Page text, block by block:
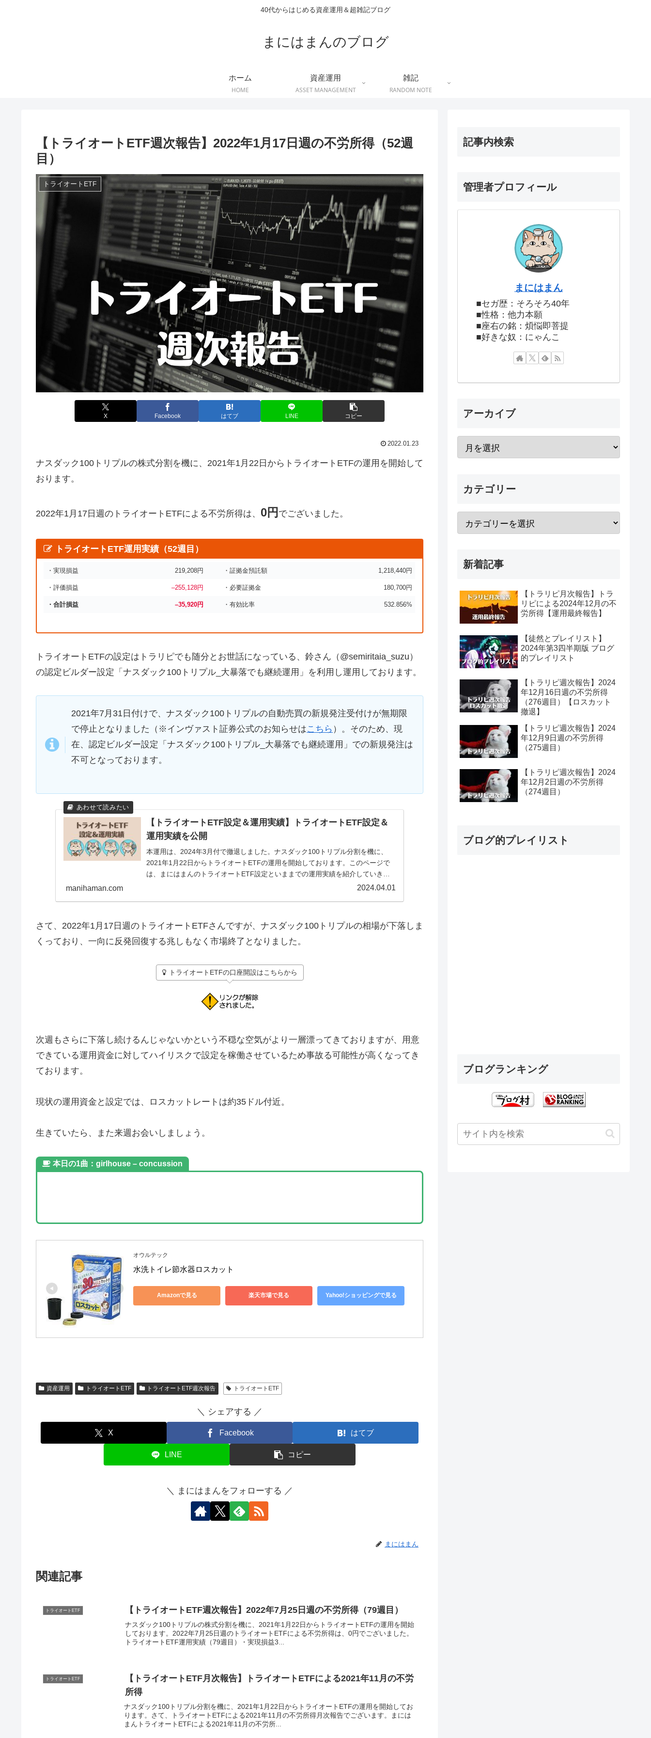
40代からはじめる資産運用＆超雑記ブログ
まにはまんのブログ
ホーム
HOME
資産運用
ASSET MANAGEMENT
雑記
RANDOM NOTE
【トライオートETF週次報告】2022年1月17日週の不労所得（52週
目）
トライオートETF
X Facebook はてブ LINE コピー
2022.01.23
ナスダック100トリプルの株式分割を機に、2021年1月22日からトライオートETFの運用を開始して
おります。
2022年1月17日週のトライオートETFによる不労所得は、 0円 でございました。
トライオートETF運用実績（52週目）
・実現損益 219,208円 ・証拠金預託額 1,218,440円
・評価損益 –255,128円 ・必要証拠金 180,700円
・合計損益 –35,920円 ・有効比率 532.856%
トライオートETFの設定はトラリピでも随分とお世話になっている、鈴さん（@semiritaia_suzu）
の認定ビルダー設定「ナスダック100トリプル_大暴落でも継続運用」を利用し運用しております。
2021年7月31日付けで、ナスダック100トリプルの自動売買の新規発注受付けが無期限
で停止となりました（※インヴァスト証券公式のお知らせはこちら ）。そのため、現
在、認定ビルダー設定「ナスダック100トリプル_大暴落でも継続運用」での新規発注は
不可となっております。
【トライオートETF設定＆運用実績】トライオートETF設定＆
運用実績を公開
本運用は、2024年3月付で撤退しました。ナスダック100トリプル分割を機に、
2021年1月22日からトライオートETFの運用を開始しております。このページで
は、まにはまんのトライオートETF設定といままでの運用実績を紹介していきま
manihaman.com 2024.04.01
さて、2022年1月17日週のトライオートETFさんですが、ナスダック100トリプルの相場が下落しま
くっており、一向に反発回復する兆しもなく市場終了となりました。
トライオートETFの口座開設はこちらから
次週もさらに下落し続けるんじゃないかという不穏な空気がより一層漂ってきておりますが、用意
できている運用資金に対してハイリスクで設定を稼働させているため事故る可能性が高くなってき
ております。
現状の運用資金と設定では、ロスカットレートは約35ドル付近。
生きていたら、また来週お会いしましょう。
本日の1曲：girlhouse – concussion
オウルテック
水洗トイレ節水器ロスカット
Amazonで見る 楽天市場で見る Yahoo!ショッピングで見る
資産運用 トライオートETF トライオートETF週次報告 トライオートETF
＼ シェアする ／
X Facebook はてブ
LINE コピー
＼ まにはまんをフォローする ／
まにはまん
関連記事
トライオートETF 【トライオートETF週次報告】2022年7月25日週の不労所得（79週目）
ナスダック100トリプルの株式分割を機に、2021年1月22日からトライオートETFの運用を開始
しております。2022年7月25日週のトライオートETFによる不労所得は、0円でございました。
トライオートETF運用実績（79週目）・実現損益3...
トライオートETF
【トライオートETF月次報告】トライオートETFによる2021年11月の不労
所得
ナスダック100トリプル分割を機に、2021年1月22日からトライオートETFの運用を開始してお
ります。さて、トライオートETFによる2021年11月の不労所得月次報告でございます。まには
まんトライオートETFによる2021年11月の不労所...
記事内検索
管理者プロフィール
まにはまん
■セガ歴：そろそろ40年
■性格：他力本願
■座右の銘：煩悩即菩提
■好きな奴：にゃんこ
アーカイブ
カテゴリー
新着記事
【トラリピ月次報告】トラ
リピによる2024年12月の不
労所得【運用最終報告】
【徒然とプレイリスト】
2024年第3四半期版 ブログ
的プレイリスト
【トラリピ週次報告】2024
年12月16日週の不労所得
（276週目）【ロスカット
撤退】
【トラリピ週次報告】2024
年12月9日週の不労所得
（275週目）
【トラリピ週次報告】2024
年12月2日週の不労所得
（274週目）
ブログ的プレイリスト
ブログランキング